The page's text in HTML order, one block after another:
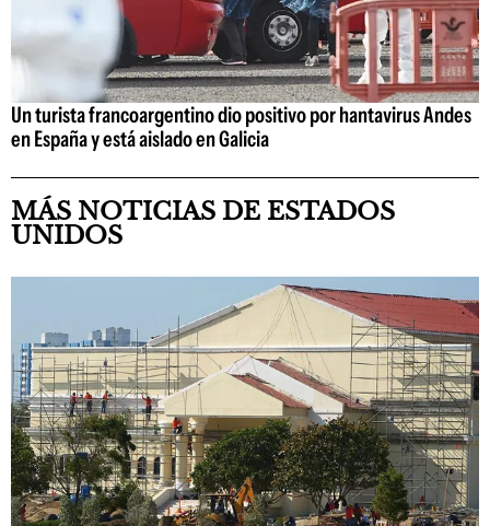
Un turista francoargentino dio positivo por hantavirus Andes
en España y está aislado en Galicia
MÁS NOTICIAS DE ESTADOS
UNIDOS